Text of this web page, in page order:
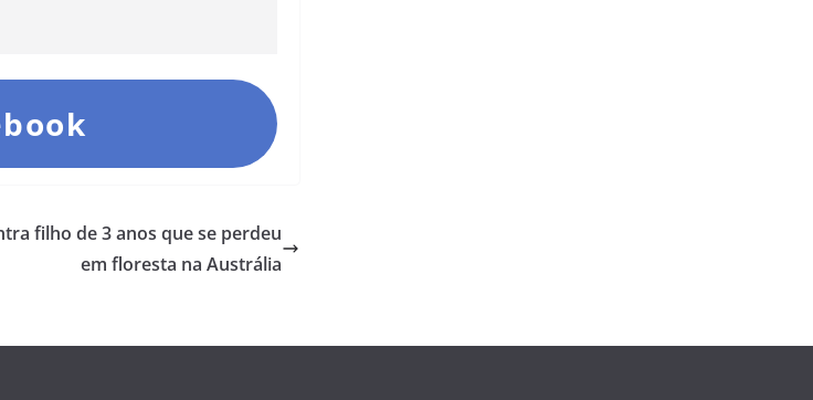
filho de 3 anos que se perdeu
em floresta na Austrália